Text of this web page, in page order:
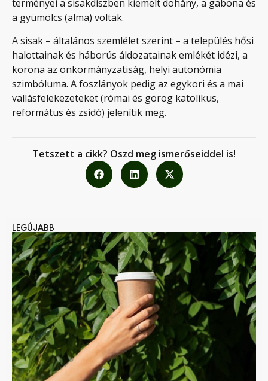
terményei a sisakdíszben kiemelt dohány, a gabona és
a gyümölcs (alma) voltak.
A sisak – általános szemlélet szerint – a település hősi
halottainak és háborús áldozatainak emlékét idézi, a
korona az önkormányzatiság, helyi autonómia
szimbóluma. A foszlányok pedig az egykori és a mai
vallásfelekezeteket (római és görög katolikus,
református és zsidó) jelenítik meg.
Tetszett a cikk? Oszd meg ismerőseiddel is!
LEGÚJABB